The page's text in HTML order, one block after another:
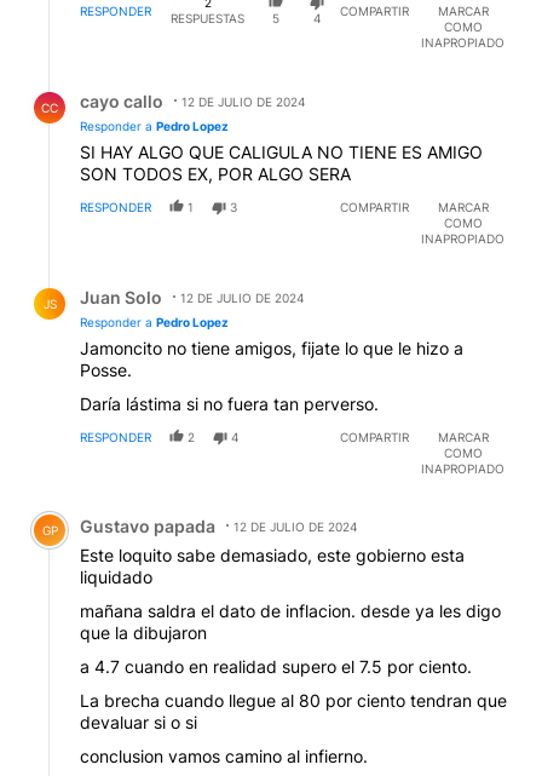
RESPONDER
RESPUESTAS
5 4
COMPARTIR
MARCAR
COMO
INAPROPIADO
CC cayo callo
12 DE JULIO DE 2024
Responder a Pedro Lopez
SI HAY ALGO QUE CALIGULA NO TIENE ES AMIGO
SON TODOS EX, POR ALGO SERA
RESPONDER 1 3 COMPARTIR
MARCAR
COMO
INAPROPIADO
JS Juan Solo
12 DE JULIO DE 2024
Responder a Pedro Lopez
Jamoncito no tiene amigos, fijate lo que le hizo a
Posse.
Daría lástima si no fuera tan perverso.
RESPONDER 2 4 COMPARTIR
MARCAR
COMO
INAPROPIADO
Comentario de Gustavo papada.
GP Gustavo papada 12 DE JULIO DE 2024
Este loquito sabe demasiado, este gobierno esta
liquidado
mañana saldra el dato de inflacion. desde ya les digo
que la dibujaron
a 4.7 cuando en realidad supero el 7.5 por ciento.
La brecha cuando llegue al 80 por ciento tendran que
devaluar si o si
conclusion vamos camino al infierno.